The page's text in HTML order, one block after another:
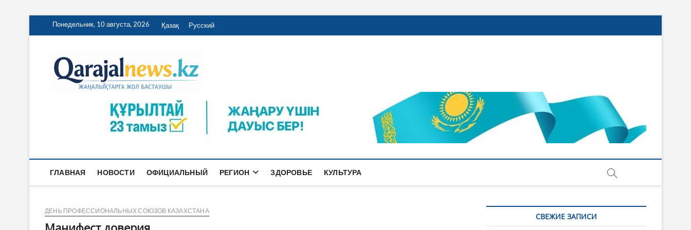
ПерейтиПонедельник, 10 августа, 2026 Қазақ Русский
ГЛАВНАЯ НОВОСТИ ОФИЦИАЛЬНЫЙ РЕГИОН ЗДОРОВЬЕ КУЛЬТУРА
ДЕНЬ ПРОФЕССИОНАЛЬНЫХ СОЮЗОВ КАЗАХСТАНА
СВЕЖИЕ ЗАПИСИ